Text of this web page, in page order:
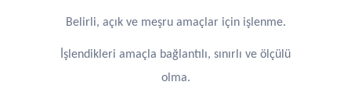
Belirli, açık ve meşru amaçlar için işlenme.
İşlendikleri amaçla bağlantılı, sınırlı ve ölçülü
olma.